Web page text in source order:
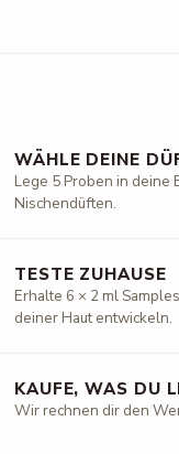
WÄHLE DEINE
Lege 5 Proben in deine
Nischendüften.
TESTE ZUHAUSE
Erhalte 6 × 2 ml
deiner Haut entwickeln.
KAUFE, WAS DU
Wir rechnen dir den